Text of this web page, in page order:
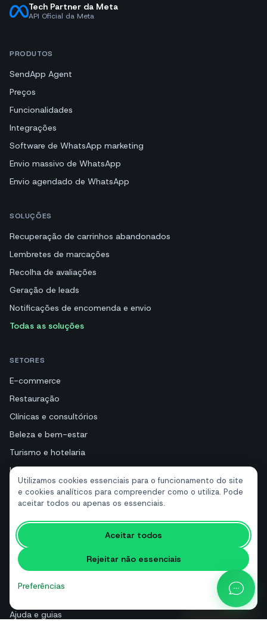
Utilizamos cookies essenciais para o funcionamento do site
e cookies analíticos para compreender como o utiliza. Pode
aceitar todos ou apenas os essenciais.
Aceitar todos
Rejeitar não essenciais
Preferências
Tech Partner da Meta
API Oficial da Meta
PRODUTOS
SendApp Agent
Preços
Funcionalidades
Integrações
Software de WhatsApp marketing
Envio massivo de WhatsApp
Envio agendado de WhatsApp
SOLUÇÕES
Recuperação de carrinhos abandonados
Lembretes de marcações
Recolha de avaliações
Geração de leads
Notificações de encomenda e envio
Todas as soluções
SETORES
E-commerce
Restauração
Clínicas e consultórios
Beleza e bem-estar
Turismo e hotelaria
Imobiliárias
RECURSOS
Ferramentas gratuitas
Glossário
Comparações
Ajuda e guias